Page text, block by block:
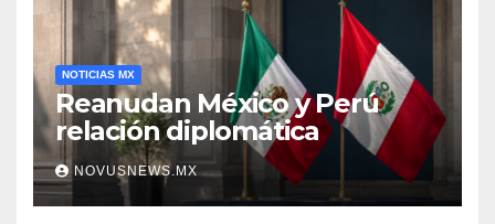
NOTICIAS MX
Reanudan México y Perú
relación diplomática
NOVUSNEWS.MX